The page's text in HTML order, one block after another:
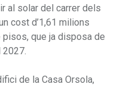
al solar del carrer dels
cost d’1,61 milions
pisos, que ja disposa de
de la Casa Orsola,